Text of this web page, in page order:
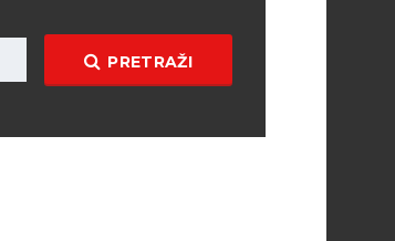
PRETRAŽI